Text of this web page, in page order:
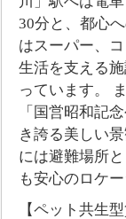
30分と、都心
はスーパー、
生活を支える
っています。
「国営昭和記
き誇る美しい
には避難場所
も安心のロケー
【ペット共生